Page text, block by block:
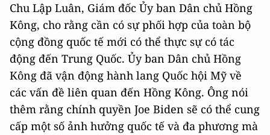
Chu Lập Luân, Giám đốc Ủy ban Dân chủ Hồng
Kông, cho rằng cần có sự phối hợp của toàn bộ
cộng đồng quốc tế mới có thể thực sự có tác
động đến Trung Quốc. Ủy ban Dân chủ Hồng
Kông đã vận động hành lang Quốc hội Mỹ về
các vấn đề liên quan đến Hồng Kông. Ông nói
thêm rằng chính quyền Joe Biden sẽ có thể cung
cấp một số ảnh hưởng quốc tế và đa phương mà